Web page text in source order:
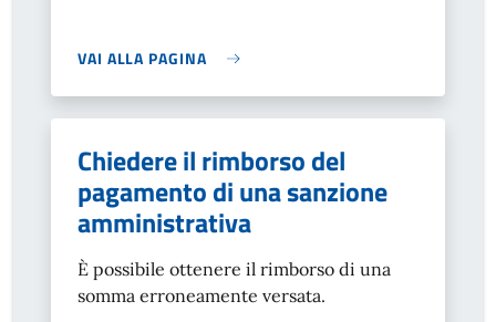
VAI ALLA PAGINA
Chiedere il rimborso del
pagamento di una sanzione
amministrativa
È possibile ottenere il rimborso di una
somma erroneamente versata.